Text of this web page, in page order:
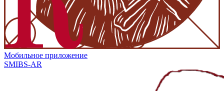
Мобильное приложение
SMIBS-AR